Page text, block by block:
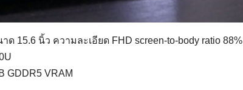
ด 15.6 นิ้ว ความละเอียด FHD screen-to-body ratio 88%
GDDR5 VRAM